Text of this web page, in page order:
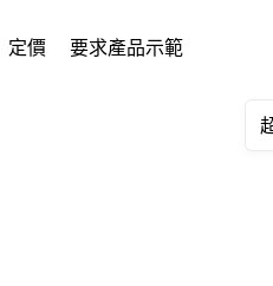
定價 要求產品示範